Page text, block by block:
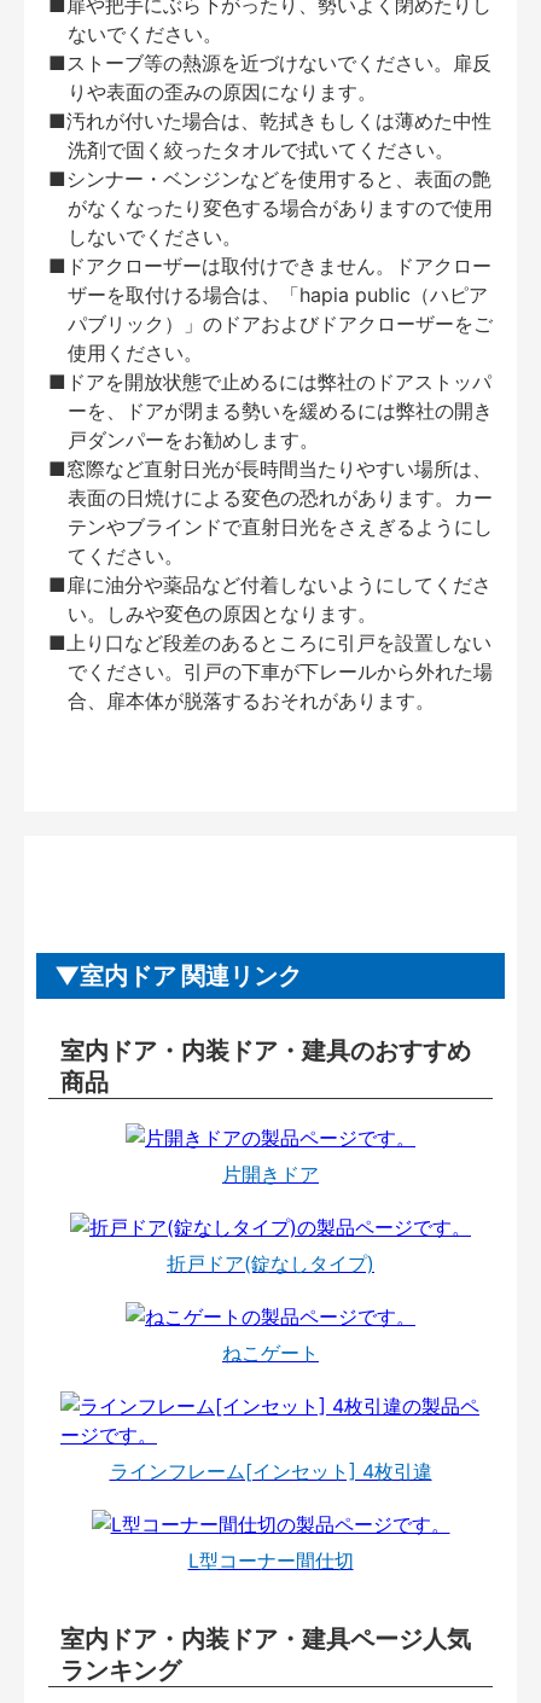
■扉や把手にぶら下がったり、勢いよく閉めたりし
ないでください。
■ストーブ等の熱源を近づけないでください。扉反
りや表面の歪みの原因になります。
■汚れが付いた場合は、乾拭きもしくは薄めた中性
洗剤で固く絞ったタオルで拭いてください。
■シンナー・ベンジンなどを使用すると、表面の艶
がなくなったり変色する場合がありますので使用
しないでください。
■ドアクローザーは取付けできません。ドアクロー
ザーを取付ける場合は、「hapia public（ハピア
パブリック）」のドアおよびドアクローザーをご
使用ください。
■ドアを開放状態で止めるには弊社のドアストッパ
ーを、ドアが閉まる勢いを緩めるには弊社の開き
戸ダンパーをお勧めします。
■窓際など直射日光が長時間当たりやすい場所は、
表面の日焼けによる変色の恐れがあります。カー
テンやブラインドで直射日光をさえぎるようにし
てください。
■扉に油分や薬品など付着しないようにしてくださ
い。しみや変色の原因となります。
■上り口など段差のあるところに引戸を設置しない
でください。引戸の下車が下レールから外れた場
合、扉本体が脱落するおそれがあります。
室内ドア 関連リンク
室内ドア・内装ドア・建具のおすすめ
商品
片開きドア
折戸ドア(錠なしタイプ)
ねこゲート
ラインフレーム[インセット] 4枚引違
L型コーナー間仕切
室内ドア・内装ドア・建具ページ人気
ランキング